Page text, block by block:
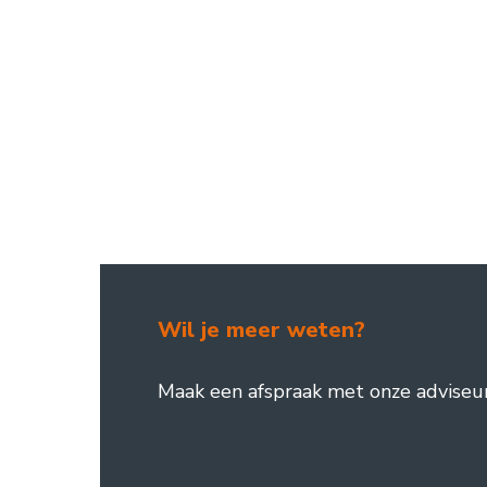
Wil je meer weten?
Maak een afspraak met onze